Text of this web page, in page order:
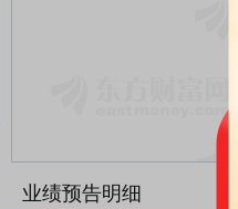
业绩预告明细